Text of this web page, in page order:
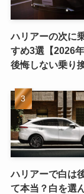
ハリアーの次に
すめ3選【2026年
後悔しない乗り
ハリアーで白は
て本当？白を選